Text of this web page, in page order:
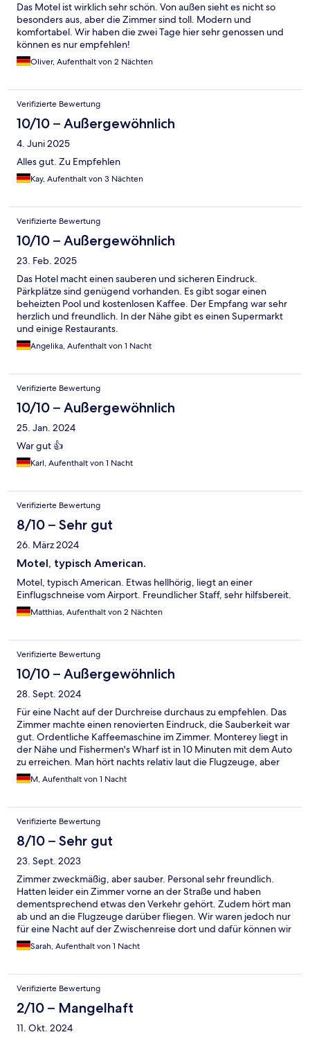
Das Motel ist wirklich sehr schön. Von außen sieht es nicht so
besonders aus, aber die Zimmer sind toll. Modern und
komfortabel. Wir haben die zwei Tage hier sehr genossen und
können es nur empfehlen!
Oliver, Aufenthalt von 2 Nächten
Verifizierte Bewertung
10/10 – Außergewöhnlich
4. Juni 2025
Alles gut. Zu Empfehlen
Kay, Aufenthalt von 3 Nächten
Verifizierte Bewertung
10/10 – Außergewöhnlich
23. Feb. 2025
Das Hotel macht einen sauberen und sicheren Eindruck.
Pärkplätze sind genügend vorhanden. Es gibt sogar einen
beheizten Pool und kostenlosen Kaffee. Der Empfang war sehr
herzlich und freundlich. In der Nähe gibt es einen Supermarkt
und einige Restaurants.
Angelika, Aufenthalt von 1 Nacht
Verifizierte Bewertung
10/10 – Außergewöhnlich
25. Jan. 2024
War gut 👍
Karl, Aufenthalt von 1 Nacht
Verifizierte Bewertung
8/10 – Sehr gut
26. März 2024
Motel, typisch American.
Motel, typisch American. Etwas hellhörig, liegt an einer
Einflugschneise vom Airport. Freundlicher Staff, sehr hilfsbereit.
Matthias, Aufenthalt von 2 Nächten
Verifizierte Bewertung
10/10 – Außergewöhnlich
28. Sept. 2024
Für eine Nacht auf der Durchreise durchaus zu empfehlen. Das
Zimmer machte einen renovierten Eindruck, die Sauberkeit war
gut. Ordentliche Kaffeemaschine im Zimmer. Monterey liegt in
der Nähe und Fishermen's Wharf ist in 10 Minuten mit dem Auto
zu erreichen. Man hört nachts relativ laut die Flugzeuge, aber
viele Starts waren es nicht.
M, Aufenthalt von 1 Nacht
Verifizierte Bewertung
8/10 – Sehr gut
23. Sept. 2023
Zimmer zweckmäßig, aber sauber. Personal sehr freundlich.
Hatten leider ein Zimmer vorne an der Straße und haben
dementsprechend etwas den Verkehr gehört. Zudem hört man
ab und an die Flugzeuge darüber fliegen. Wir waren jedoch nur
für eine Nacht auf der Zwischenreise dort und dafür können wir
das Motel auf jeden Fall weiterempfehlen.
Sarah, Aufenthalt von 1 Nacht
Verifizierte Bewertung
2/10 – Mangelhaft
11. Okt. 2024